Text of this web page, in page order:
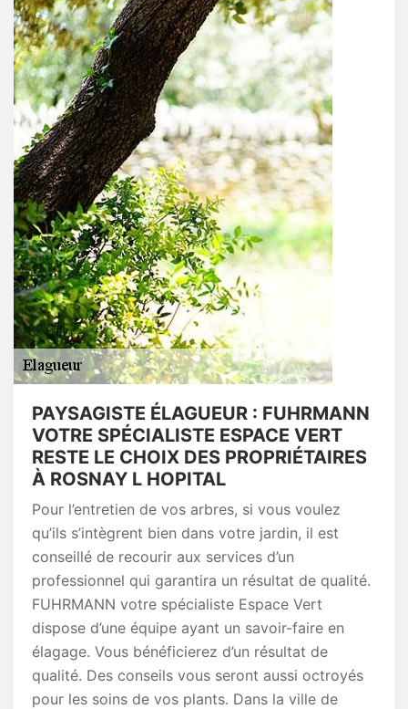
PAYSAGISTE ÉLAGUEUR : FUHRMANN
VOTRE SPÉCIALISTE ESPACE VERT
RESTE LE CHOIX DES PROPRIÉTAIRES
À ROSNAY L HOPITAL
Pour l’entretien de vos arbres, si vous voulez
qu’ils s’intègrent bien dans votre jardin, il est
conseillé de recourir aux services d’un
professionnel qui garantira un résultat de qualité.
FUHRMANN votre spécialiste Espace Vert
dispose d’une équipe ayant un savoir-faire en
élagage. Vous bénéficierez d’un résultat de
qualité. Des conseils vous seront aussi octroyés
pour les soins de vos plants. Dans la ville de